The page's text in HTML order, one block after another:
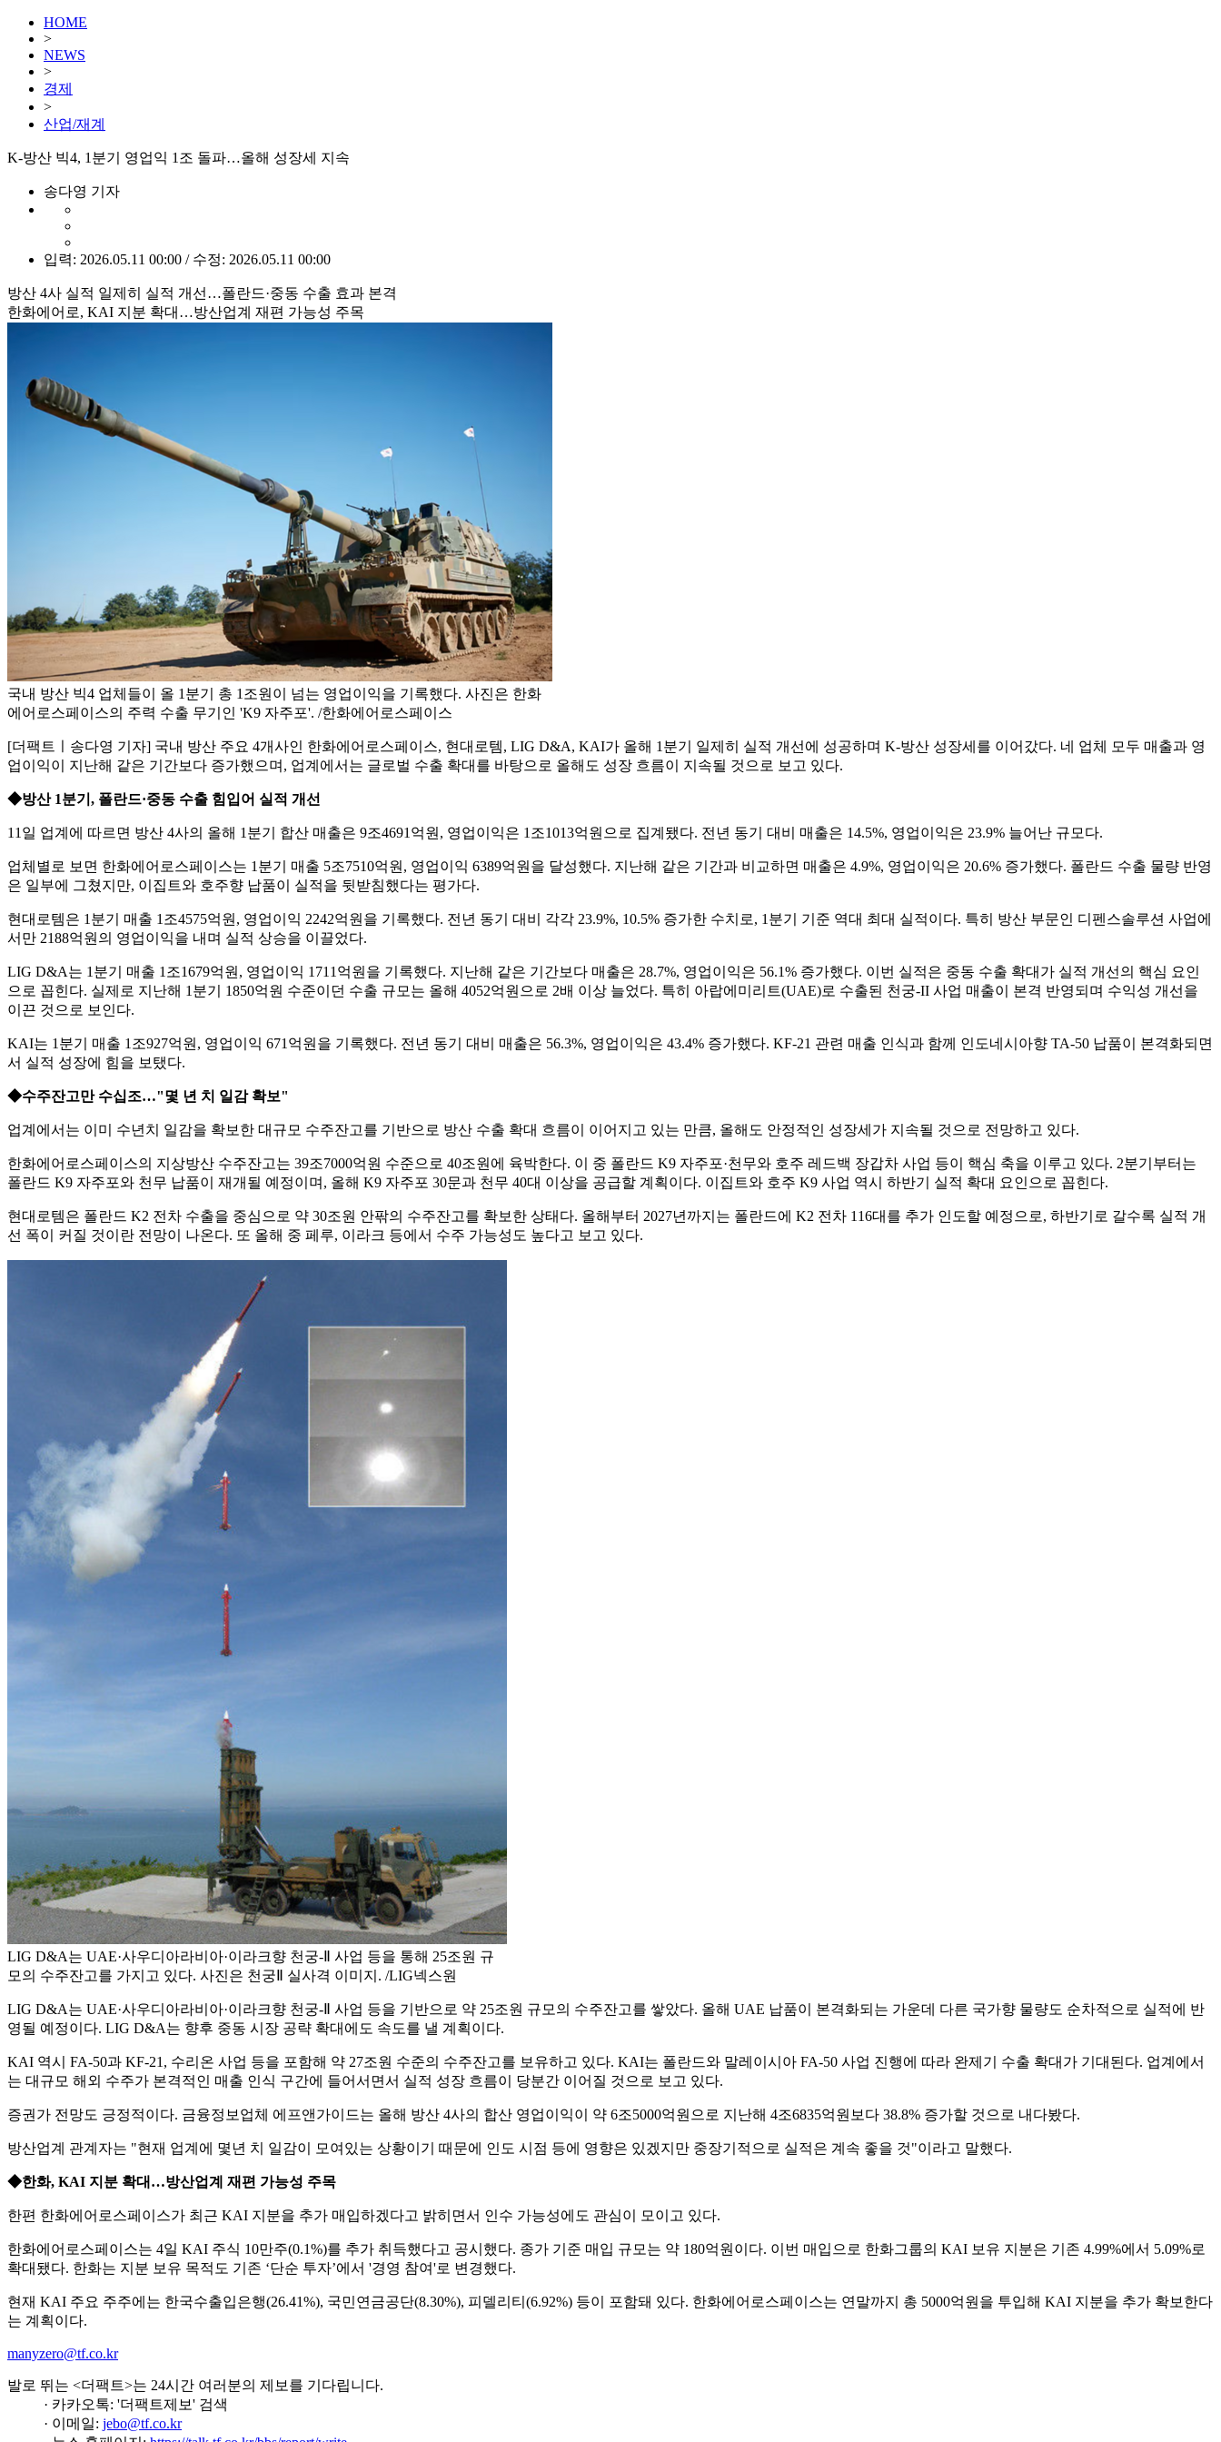
HOME
>
NEWS
>
경제
>
산업/재계
K-방산 빅4, 1분기 영업익 1조 돌파…올해 성장세 지속
송다영 기자
입력: 2026.05.11 00:00 / 수정: 2026.05.11 00:00
방산 4사 실적 일제히 실적 개선…폴란드·중동 수출 효과 본격
한화에어로, KAI 지분 확대…방산업계 재편 가능성 주목
국내 방산 빅4 업체들이 올 1분기 총 1조원이 넘는 영업이익을 기록했다. 사진은 한화
에어로스페이스의 주력 수출 무기인 'K9 자주포'. /한화에어로스페이스
[더팩트ㅣ송다영 기자] 국내 방산 주요 4개사인 한화에어로스페이스, 현대로템, LIG D&A, KAI가 올해 1분기 일제히 실적 개선에 성공하며 K-방산 성장세를 이어갔다. 네 업체 모두 매출과 영
업이익이 지난해 같은 기간보다 증가했으며, 업계에서는 글로벌 수출 확대를 바탕으로 올해도 성장 흐름이 지속될 것으로 보고 있다.
◆방산 1분기, 폴란드·중동 수출 힘입어 실적 개선
11일 업계에 따르면 방산 4사의 올해 1분기 합산 매출은 9조4691억원, 영업이익은 1조1013억원으로 집계됐다. 전년 동기 대비 매출은 14.5%, 영업이익은 23.9% 늘어난 규모다.
업체별로 보면 한화에어로스페이스는 1분기 매출 5조7510억원, 영업이익 6389억원을 달성했다. 지난해 같은 기간과 비교하면 매출은 4.9%, 영업이익은 20.6% 증가했다. 폴란드 수출 물량 반영
은 일부에 그쳤지만, 이집트와 호주향 납품이 실적을 뒷받침했다는 평가다.
현대로템은 1분기 매출 1조4575억원, 영업이익 2242억원을 기록했다. 전년 동기 대비 각각 23.9%, 10.5% 증가한 수치로, 1분기 기준 역대 최대 실적이다. 특히 방산 부문인 디펜스솔루션 사업에
서만 2188억원의 영업이익을 내며 실적 상승을 이끌었다.
LIG D&A는 1분기 매출 1조1679억원, 영업이익 1711억원을 기록했다. 지난해 같은 기간보다 매출은 28.7%, 영업이익은 56.1% 증가했다. 이번 실적은 중동 수출 확대가 실적 개선의 핵심 요인
으로 꼽힌다. 실제로 지난해 1분기 1850억원 수준이던 수출 규모는 올해 4052억원으로 2배 이상 늘었다. 특히 아랍에미리트(UAE)로 수출된 천궁-II 사업 매출이 본격 반영되며 수익성 개선을
이끈 것으로 보인다.
KAI는 1분기 매출 1조927억원, 영업이익 671억원을 기록했다. 전년 동기 대비 매출은 56.3%, 영업이익은 43.4% 증가했다. KF-21 관련 매출 인식과 함께 인도네시아향 TA-50 납품이 본격화되면
서 실적 성장에 힘을 보탰다.
◆수주잔고만 수십조…"몇 년 치 일감 확보"
업계에서는 이미 수년치 일감을 확보한 대규모 수주잔고를 기반으로 방산 수출 확대 흐름이 이어지고 있는 만큼, 올해도 안정적인 성장세가 지속될 것으로 전망하고 있다.
한화에어로스페이스의 지상방산 수주잔고는 39조7000억원 수준으로 40조원에 육박한다. 이 중 폴란드 K9 자주포·천무와 호주 레드백 장갑차 사업 등이 핵심 축을 이루고 있다. 2분기부터는
폴란드 K9 자주포와 천무 납품이 재개될 예정이며, 올해 K9 자주포 30문과 천무 40대 이상을 공급할 계획이다. 이집트와 호주 K9 사업 역시 하반기 실적 확대 요인으로 꼽힌다.
현대로템은 폴란드 K2 전차 수출을 중심으로 약 30조원 안팎의 수주잔고를 확보한 상태다. 올해부터 2027년까지는 폴란드에 K2 전차 116대를 추가 인도할 예정으로, 하반기로 갈수록 실적 개
선 폭이 커질 것이란 전망이 나온다. 또 올해 중 페루, 이라크 등에서 수주 가능성도 높다고 보고 있다.
LIG D&A는 UAE·사우디아라비아·이라크향 천궁-Ⅱ 사업 등을 통해 25조원 규
모의 수주잔고를 가지고 있다. 사진은 천궁Ⅱ 실사격 이미지. /LIG넥스원
LIG D&A는 UAE·사우디아라비아·이라크향 천궁-Ⅱ 사업 등을 기반으로 약 25조원 규모의 수주잔고를 쌓았다. 올해 UAE 납품이 본격화되는 가운데 다른 국가향 물량도 순차적으로 실적에 반
영될 예정이다. LIG D&A는 향후 중동 시장 공략 확대에도 속도를 낼 계획이다.
KAI 역시 FA-50과 KF-21, 수리온 사업 등을 포함해 약 27조원 수준의 수주잔고를 보유하고 있다. KAI는 폴란드와 말레이시아 FA-50 사업 진행에 따라 완제기 수출 확대가 기대된다. 업계에서
는 대규모 해외 수주가 본격적인 매출 인식 구간에 들어서면서 실적 성장 흐름이 당분간 이어질 것으로 보고 있다.
증권가 전망도 긍정적이다. 금융정보업체 에프앤가이드는 올해 방산 4사의 합산 영업이익이 약 6조5000억원으로 지난해 4조6835억원보다 38.8% 증가할 것으로 내다봤다.
방산업계 관계자는 "현재 업계에 몇년 치 일감이 모여있는 상황이기 때문에 인도 시점 등에 영향은 있겠지만 중장기적으로 실적은 계속 좋을 것"이라고 말했다.
◆한화, KAI 지분 확대…방산업계 재편 가능성 주목
한편 한화에어로스페이스가 최근 KAI 지분을 추가 매입하겠다고 밝히면서 인수 가능성에도 관심이 모이고 있다.
한화에어로스페이스는 4일 KAI 주식 10만주(0.1%)를 추가 취득했다고 공시했다. 종가 기준 매입 규모는 약 180억원이다. 이번 매입으로 한화그룹의 KAI 보유 지분은 기존 4.99%에서 5.09%로
확대됐다. 한화는 지분 보유 목적도 기존 ‘단순 투자’에서 '경영 참여'로 변경했다.
현재 KAI 주요 주주에는 한국수출입은행(26.41%), 국민연금공단(8.30%), 피델리티(6.92%) 등이 포함돼 있다. 한화에어로스페이스는 연말까지 총 5000억원을 투입해 KAI 지분을 추가 확보한다
는 계획이다.
manyzero@tf.co.kr
발로 뛰는 <더팩트>는 24시간 여러분의 제보를 기다립니다.
· 카카오톡: '더팩트제보' 검색
· 이메일: jebo@tf.co.kr